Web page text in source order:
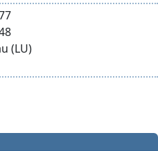
(LU)